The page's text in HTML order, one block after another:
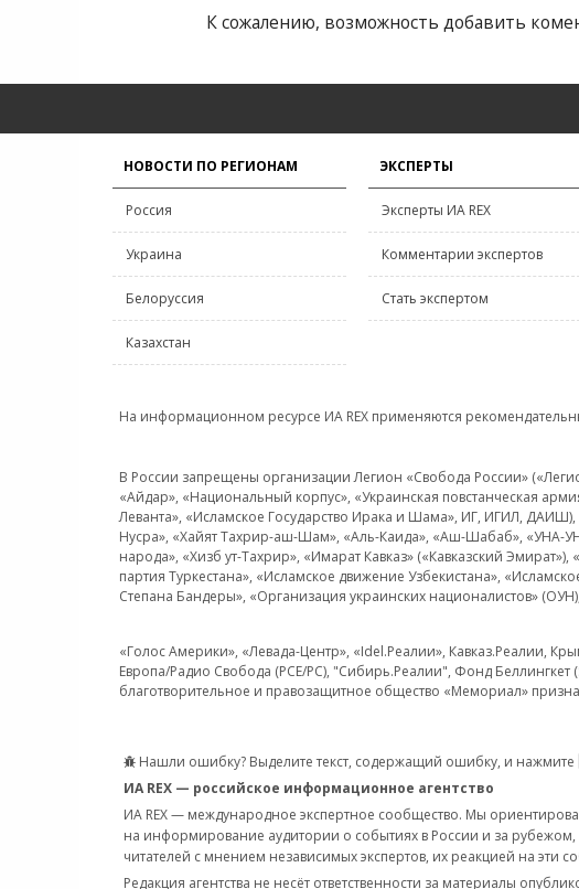
К сожалению, возможность добавить
НОВОСТИ ПО РЕГИОНАМ
Россия
Украина
Белоруссия
Казахстан
ЭКСПЕРТЫ
Эксперты ИА REX
Комментарии экспертов
Стать экспертом
На информационном ресурсе ИА REX применяются
В России запрещены организации Легион «Свобода России»
«Айдар», «Национальный корпус», «Украинская повстанческая
Леванта», «Исламское Государство Ирака и Шама», ИГ, ИГИЛ,
Нусра», «Хайят Тахрир-аш-Шам», «Аль-Каида», «Аш-Шабаб», «УНА-
народа», «Хизб ут-Тахрир», «Имарат Кавказ» («Кавказский
партия Туркестана», «Исламское движение Узбекистана»,
Степана Бандеры», «Организация украинских националистов»
«Голос Америки», «Левада-Центр», «Idel.Реалии», Кавказ.Реалии,
Европа/Радио Свобода (PCE/PC), "Сибирь.Реалии", Фонд
благотворительное и правозащитное общество «Мемориал»
Нашли ошибку? Выделите текст, содержащий ошибку, и нажмите
ИА REX — российское информационное агентство
ИА REX — международное экспертное сообщество. Мы
на информирование аудитории о событиях в России и за
читателей с мнением независимых экспертов, их реакцией на эти
Редакция агентства не несёт ответственности за материалы